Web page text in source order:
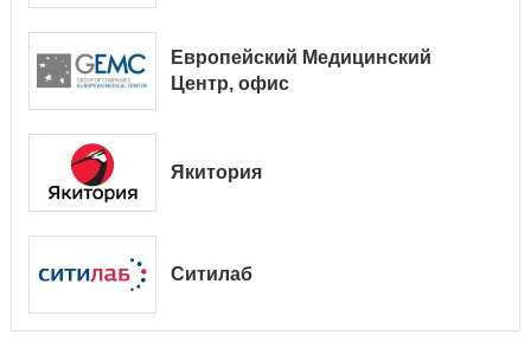
Европейский Медицинский
Центр, офис
Якитория
Ситилаб